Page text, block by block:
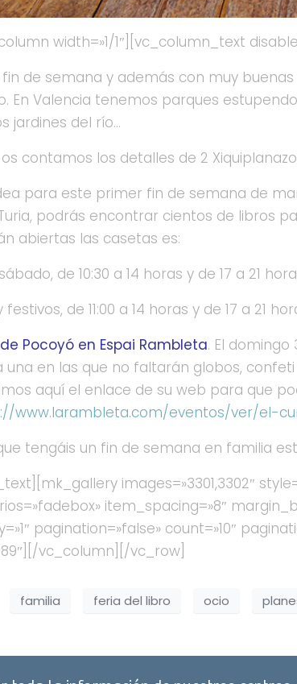
width=»1/1″][vc_column_text
fin de semana y además con muy
En Valencia tenemos parques
jardines del río…
contamos los detalles de 2
para este primer fin de semana de
podrás encontrar cientos de libros
abiertas las casetas es:
de 10:30 a 14 horas y de 17 a 21
de 11:00 a 14 horas y de 17 a 21
Pocoyó en Espai Rambleta. El domingo
una en las que no faltarán globos,
aquí el enlace de su web para que
www.larambleta.com/eventos/ver/el-
tengáis un fin de semana en familia
images=»3301,3302″
item_spacing=»8″
pagination=»false» count=»10″
vc_column][/vc_row]
familia feria del libro ocio